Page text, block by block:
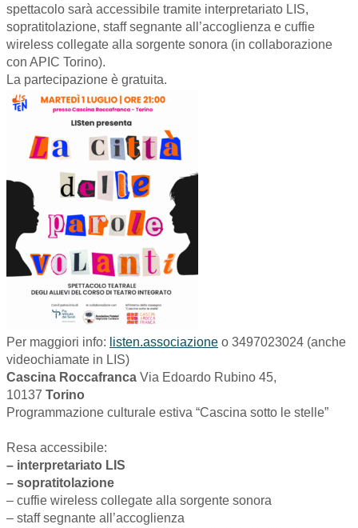
spettacolo sarà accessibile tramite interpretariato LIS,
sopratitolazione, staff segnante all’accoglienza e cuffie
wireless collegate alla sorgente sonora (in collaborazione
con APIC Torino).
La partecipazione è gratuita.
Per maggiori info: listen.associazione o 3497023024 (anche
videochiamate in LIS)
Cascina Roccafranca Via Edoardo Rubino 45,
10137 Torino
Programmazione culturale estiva “Cascina sotto le stelle”
Resa accessibile:
– interpretariato LIS
– sopratitolazione
– cuffie wireless collegate alla sorgente sonora
– staff segnante all’accoglienza